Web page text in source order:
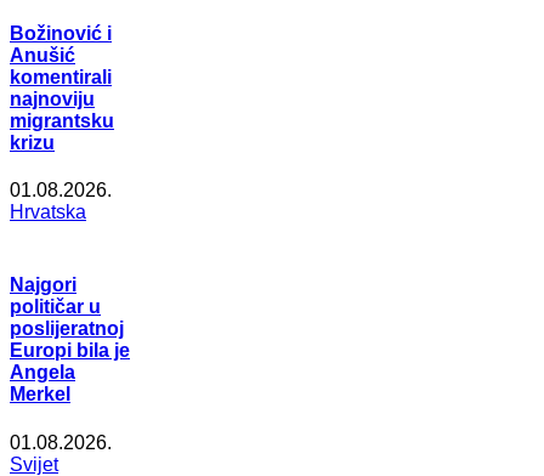
Božinović i
Anušić
komentirali
najnoviju
migrantsku
krizu
01.08.2026.
Hrvatska
Najgori
političar u
poslijeratnoj
Europi bila je
Angela
Merkel
01.08.2026.
Svijet